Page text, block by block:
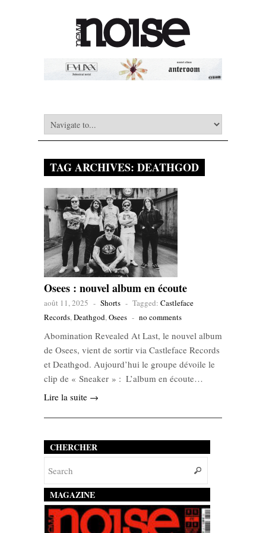
TAG ARCHIVES: DEATHGOD
Osees : nouvel album en écoute
août 11, 2025 - Shorts - Tagged: Castleface
Records,Deathgod,Osees - no comments
Abomination Revealed At Last, le nouvel album
de Osees, vient de sortir via Castleface Records
et Deathgod. Aujourd’hui le groupe dévoile le
clip de « Sneaker » : L’album en écoute…
Lire la suite →
CHERCHER
MAGAZINE